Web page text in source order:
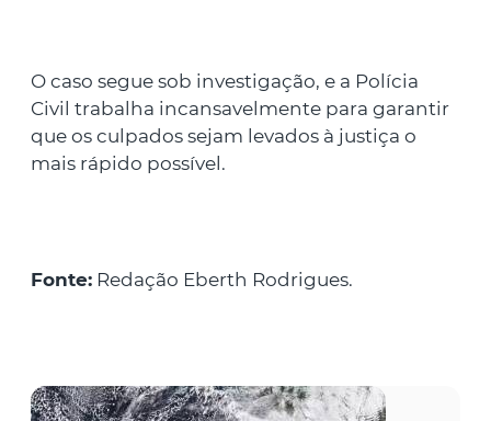
O caso segue sob investigação, e a Polícia
Civil trabalha incansavelmente para garantir
que os culpados sejam levados à justiça o
mais rápido possível.
Fonte: Redação Eberth Rodrigues.